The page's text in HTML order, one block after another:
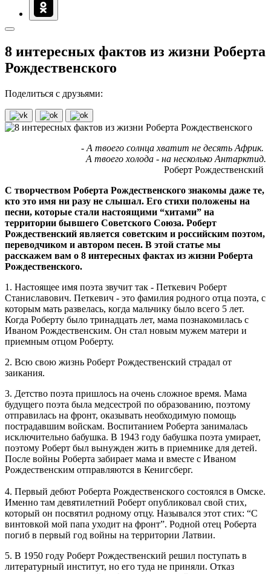
8 интересных фактов из жизни Роберта
Рождественского
Поделиться с друзьями:
- А твоего солнца хватит не десять Африк.
А твоего холода - на несколько Антарктид.
Роберт Рождественский
С творчеством Роберта Рождественского знакомы даже те,
кто это имя ни разу не слышал. Его стихи положены на
песни, которые стали настоящими “хитами” на
территории бывшего Советского Союза. Роберт
Рождественский является советским и российским поэтом,
переводчиком и автором песен. В этой статье мы
расскажем вам о 8 интересных фактах из жизни Роберта
Рождественского.
1. Настоящее имя поэта звучит так - Петкевич Роберт
Станиславович. Петкевич - это фамилия родного отца поэта, с
которым мать развелась, когда мальчику было всего 5 лет.
Когда Роберту было тринадцать лет, мама познакомилась с
Иваном Рождественским. Он стал новым мужем матери и
приемным отцом Роберту.
2. Всю свою жизнь Роберт Рождественский страдал от
заикания.
3. Детство поэта пришлось на очень сложное время. Мама
будущего поэта была медсестрой по образованию, поэтому
отправилась на фронт, оказывать необходимую помощь
пострадавшим войскам. Воспитанием Роберта занималась
исключительно бабушка. В 1943 году бабушка поэта умирает,
поэтому Роберт был вынужден жить в приемнике для детей.
После войны Роберта забирает мама и вместе с Иваном
Рождественским отправляются в Кенигсберг.
4. Первый дебют Роберта Рождественского состоялся в Омске.
Именно там девятилетний Роберт опубликовал свой стих,
который он посвятил родному отцу. Назывался этот стих: “С
винтовкой мой папа уходит на фронт”. Родной отец Роберта
погиб в первый год войны на территории Латвии.
5. В 1950 году Роберт Рождественский решил поступать в
литературный институт, но его туда не приняли. Отказ